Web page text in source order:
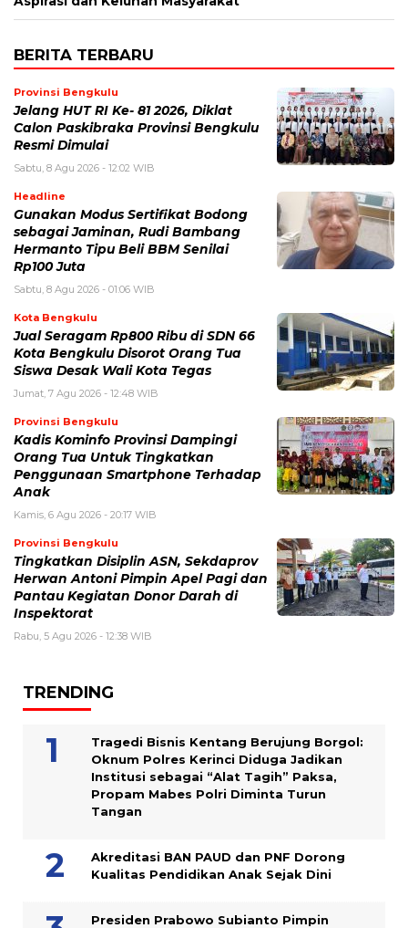
BERITA TERBARU
Provinsi Bengkulu
Jelang HUT RI Ke- 81 2026, Diklat
Calon Paskibraka Provinsi Bengkulu
Resmi Dimulai
Sabtu, 8 Agu 2026 - 12:02 WIB
Headline
Gunakan Modus Sertifikat Bodong
sebagai Jaminan, Rudi Bambang
Hermanto Tipu Beli BBM Senilai
Rp100 Juta
Sabtu, 8 Agu 2026 - 01:06 WIB
Kota Bengkulu
Jual Seragam Rp800 Ribu di SDN 66
Kota Bengkulu Disorot Orang Tua
Siswa Desak Wali Kota Tegas
Jumat, 7 Agu 2026 - 12:48 WIB
Provinsi Bengkulu
Kadis Kominfo Provinsi Dampingi
Orang Tua Untuk Tingkatkan
Penggunaan Smartphone Terhadap
Anak
Kamis, 6 Agu 2026 - 20:17 WIB
Provinsi Bengkulu
Tingkatkan Disiplin ASN, Sekdaprov
Herwan Antoni Pimpin Apel Pagi dan
Pantau Kegiatan Donor Darah di
Inspektorat
Rabu, 5 Agu 2026 - 12:38 WIB
TRENDING
Tragedi Bisnis Kentang Berujung Borgol:
Oknum Polres Kerinci Diduga Jadikan
Institusi sebagai “Alat Tagih” Paksa,
Propam Mabes Polri Diminta Turun
Tangan
Akreditasi BAN PAUD dan PNF Dorong
Kualitas Pendidikan Anak Sejak Dini
Presiden Prabowo Subianto Pimpin